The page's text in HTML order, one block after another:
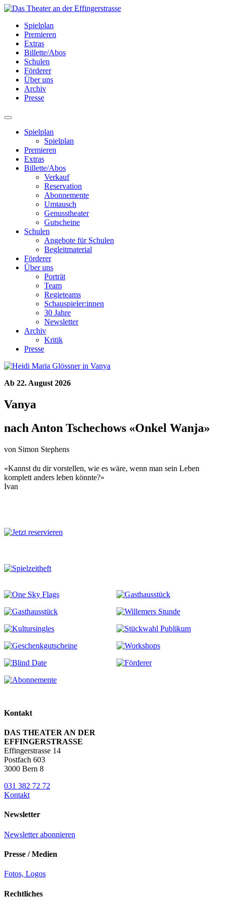
Spielplan
Premieren
Extras
Billette/Abos
Schulen
Förderer
Über uns
Archiv
Presse
Spielplan
Spielplan
Premieren
Extras
Billette/Abos
Verkauf
Reservation
Abonnemente
Umtausch
Genusstheater
Gutscheine
Schulen
Angebote für Schulen
Begleitmaterial
Förderer
Über uns
Porträt
Team
Regieteams
Schauspieler:innen
30 Jahre
Newsletter
Archiv
Kritik
Presse
Ab 22. August 2026
Vanya
nach Anton Tschechows «Onkel Wanja»
von Simon Stephens
«Kannst du dir vorstellen, wie es wäre, wenn man sein Leben
komplett anders leben könnte?»
Ivan
Kontakt
DAS THEATER AN DER
EFFINGERSTRASSE
Effingerstrasse 14
Postfach 603
3000 Bern 8
031 382 72 72
Kontakt
Newsletter
Newsletter abonnieren
Presse / Medien
Fotos, Logos
Rechtliches